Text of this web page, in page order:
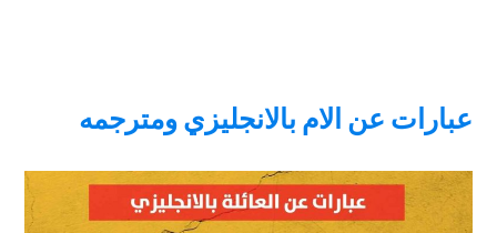
عبارات عن الام بالانجليزي ومترجمه